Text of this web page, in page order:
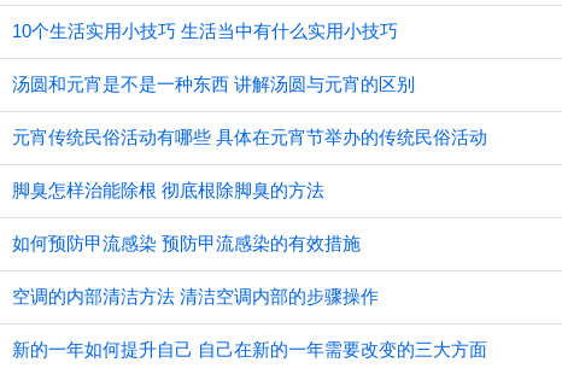
10个生活实用小技巧 生活当中有什么实用小技巧
汤圆和元宵是不是一种东西 讲解汤圆与元宵的区别
元宵传统民俗活动有哪些 具体在元宵节举办的传统民俗活动
脚臭怎样治能除根 彻底根除脚臭的方法
如何预防甲流感染 预防甲流感染的有效措施
空调的内部清洁方法 清洁空调内部的步骤操作
新的一年如何提升自己 自己在新的一年需要改变的三大方面